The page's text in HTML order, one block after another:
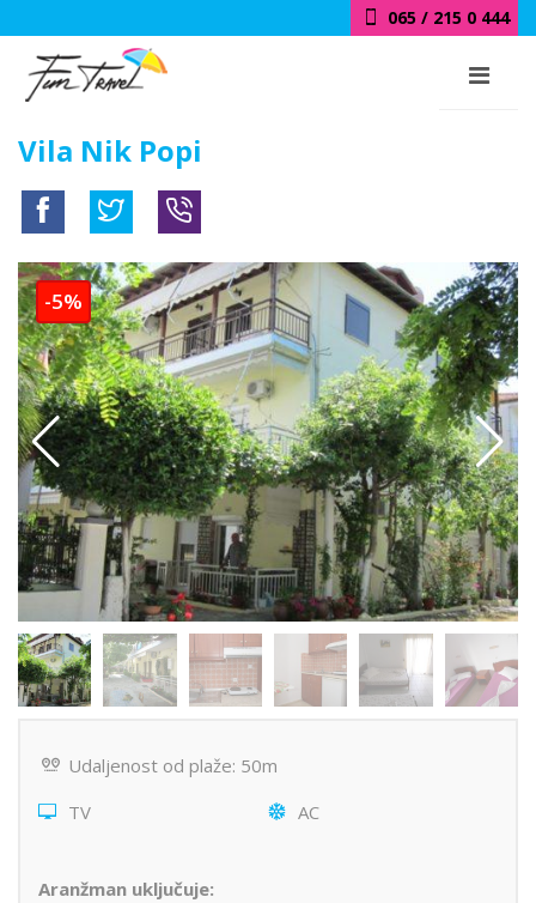
065 / 215 0 444
Vila Nik Popi
Udaljenost od plaže: 50m
TV
AC
Aranžman uključuje: